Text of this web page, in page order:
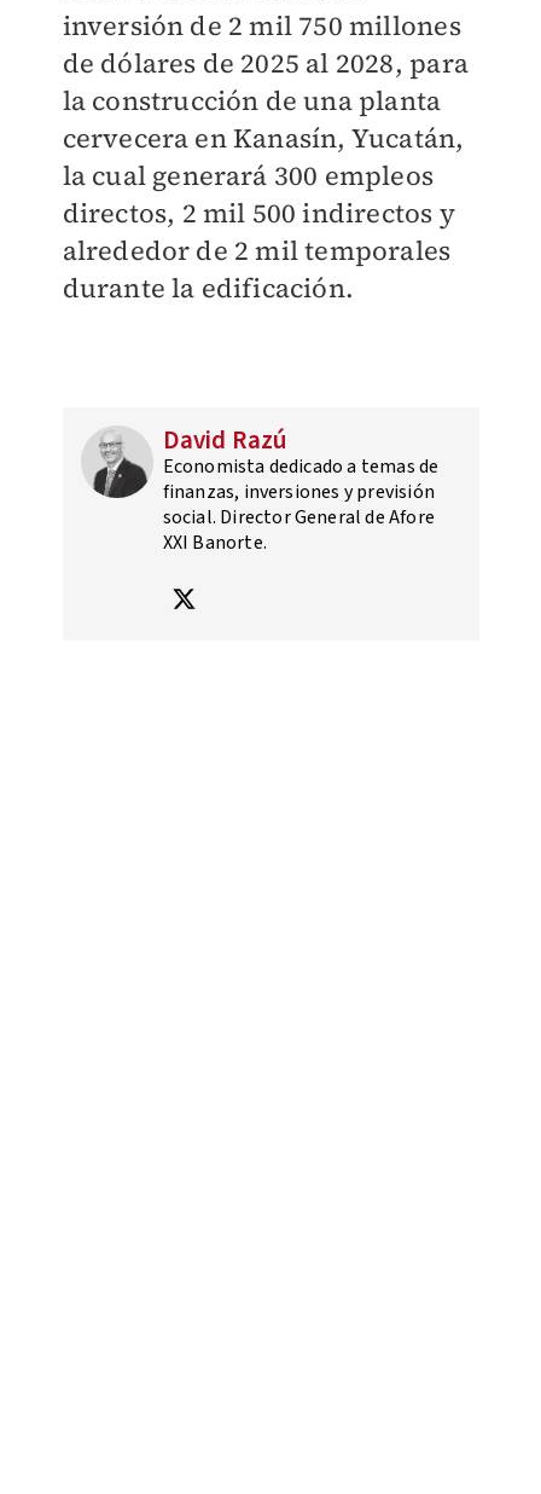
inversión de 2 mil 750 millones
de dólares de 2025 al 2028, para
la construcción de una planta
cervecera en Kanasín, Yucatán,
la cual generará 300 empleos
directos, 2 mil 500 indirectos y
alrededor de 2 mil temporales
durante la edificación.
David Razú
Economista dedicado a temas de
finanzas, inversiones y previsión
social. Director General de Afore
XXI Banorte.